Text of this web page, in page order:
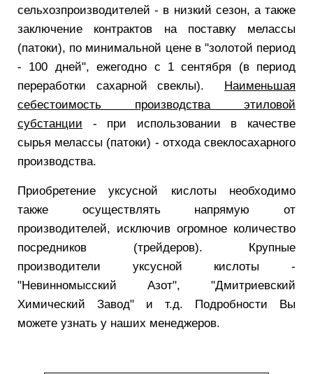
сельхозпроизводителей - в низкий сезон, а также
заключение контрактов на поставку мелассы
(патоки), по минимальной цене в "золотой период
- 100 дней", ежегодно с 1 сентября (в период
переработки сахарной свеклы).
Наименьшая
себестоимость производства этиловой
субстанции - при использовании в качестве
сырья мелассы (патоки) - отхода свеклосахарного
производства.
Приобретение уксусной кислоты необходимо
также осуществлять напрямую от
производителей, исключив огромное количество
посредников (трейдеров). Крупные
производители уксусной кислоты -
"Невинномысский Азот", "Дмитриевский
Химический Завод" и т.д. Подробности Вы
можете узнать у наших менеджеров.